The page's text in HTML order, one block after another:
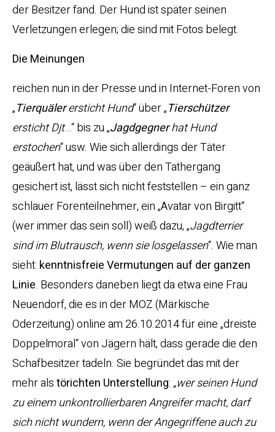
der Besitzer fand. Der Hund ist später seinen
Verletzungen erlegen; die sind mit Fotos belegt.
Die Meinungen
reichen nun in der Presse und in Internet-Foren von
„Tierquälerersticht Hund“ über „Tierschützer
ersticht Djt…“ bis zu „Jagdgegnerhat Hund
erstochen“ usw. Wie sich allerdings der Täter
geäußert hat, und was über den Tathergang
gesichert ist, lässt sich nicht feststellen – ein ganz
schlauer Forenteilnehmer, ein „Avatar von Birgitt“
(wer immer das sein soll) weiß dazu, „Jagdterrier
sind im Blutrausch, wenn sie losgelassen“. Wie man
sieht: kenntnisfreie Vermutungen auf der ganzen
Linie. Besonders daneben liegt da etwa eine Frau
Neuendorf, die es in der MOZ (Märkische
Oderzeitung) online am 26.10.2014 für eine „dreiste
Doppelmoral“ von Jägern hält, dass gerade die den
Schafbesitzer tadeln. Sie begründet das mit der
mehr alstörichten Unterstellung:„wer seinen Hund
zu einem unkontrollierbaren Angreifer macht, darf
sich nicht wundern, wenn der Angegriffene auch zu